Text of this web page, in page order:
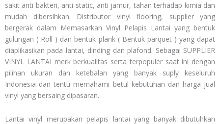
sakit anti bakteri, anti static, anti jamur, tahan terhadap kimia dan
mudah dibersihkan. Distributor vinyl flooring, supplier yang
bergerak dalam Memasarkan Vinyl Pelapis Lantai yang bentuk
gulungan ( Roll ) dan bentuk plank ( Bentuk parquet ) yang dapat
diaplikasikan pada lantai, dinding dan plafond. Sebagai SUPPLIER
VINYL LANTAI merk berkualitas serta terpopuler saat ini dengan
pilihan ukuran dan ketebalan yang banyak suply keseluruh
Indonesia dan tentu memahami betul kebutuhan dan harga jual
vinyl yang bersaing dipasaran.
Lantai vinyl merupakan pelapis lantai yang banyak dibutuhkan